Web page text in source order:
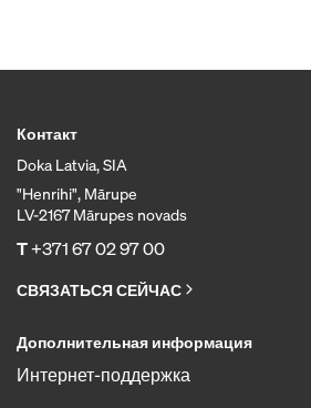
Контакт
Doka Latvia, SIA
"Henrihi", Mārupe
LV-2167 Mārupes novads
T+371 67 02 97 00
СВЯЗАТЬСЯ СЕЙЧАС
Дополнительная информация
Интернет-поддержка